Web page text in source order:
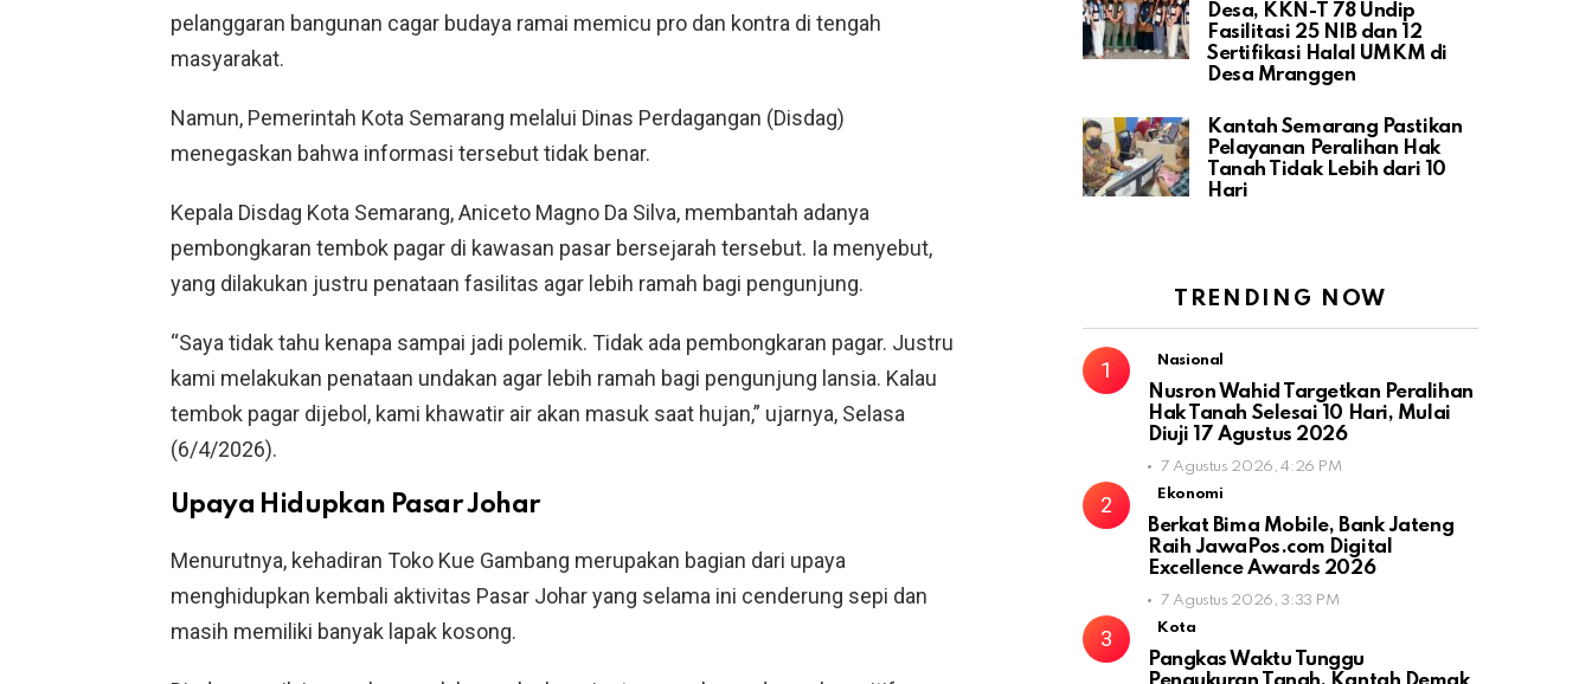
pelanggaran bangunan cagar budaya ramai memicu pro dan kontra di tengah
masyarakat.
Namun, Pemerintah Kota Semarang melalui Dinas Perdagangan (Disdag)
menegaskan bahwa informasi tersebut tidak benar.
Kepala Disdag Kota Semarang, Aniceto Magno Da Silva, membantah adanya
pembongkaran tembok pagar di kawasan pasar bersejarah tersebut. Ia menyebut,
yang dilakukan justru penataan fasilitas agar lebih ramah bagi pengunjung.
“Saya tidak tahu kenapa sampai jadi polemik. Tidak ada pembongkaran pagar. Justru
kami melakukan penataan undakan agar lebih ramah bagi pengunjung lansia. Kalau
tembok pagar dijebol, kami khawatir air akan masuk saat hujan,” ujarnya, Selasa
(6/4/2026).
Upaya Hidupkan Pasar Johar
Menurutnya, kehadiran Toko Kue Gambang merupakan bagian dari upaya
menghidupkan kembali aktivitas Pasar Johar yang selama ini cenderung sepi dan
masih memiliki banyak lapak kosong.
Desa, KKN-T 78 Undip
Fasilitasi 25 NIB dan 12
Sertifikasi Halal UMKM di
Desa Mranggen
Kantah Semarang Pastikan
Pelayanan Peralihan Hak
Tanah Tidak Lebih dari 10
Hari
TRENDING NOW
Nasional
Nusron Wahid Targetkan Peralihan
Hak Tanah Selesai 10 Hari, Mulai
Diuji 17 Agustus 2026
7 Agustus 2026, 4:26 PM
Ekonomi
Berkat Bima Mobile, Bank Jateng
Raih JawaPos.com Digital
Excellence Awards 2026
7 Agustus 2026, 3:33 PM
Kota
Pangkas Waktu Tunggu